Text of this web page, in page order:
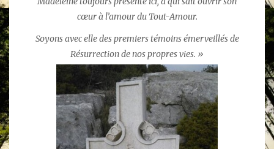
cœur à l’amour du Tout-Amour.
Soyons avec elle des premiers témoins émerveillés de
Résurrection de nos propres vies. »